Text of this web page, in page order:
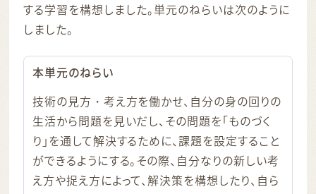
する学習を構想しました。単元のねらいは次のように
しました。
本単元のねらい
技術の見方・考え方を働かせ、自分の身の回りの
生活から問題を見いだし、その問題を「ものづく
り」を通して解決するために、課題を設定すること
ができるようにする。その際、自分なりの新しい考
え方や捉え方によって、解決策を構想したり、自ら